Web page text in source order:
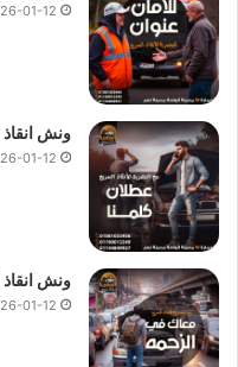
01-12
ونش
01-12
ونش انقاذ
01-12